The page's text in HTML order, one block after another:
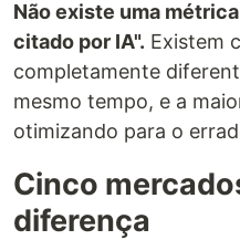
Não existe uma
citado por IA". Existem
completamente
mesmo tempo, e a
otimizando para o
Cinco
diferença